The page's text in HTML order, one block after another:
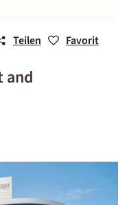
Teilen Favorit
and